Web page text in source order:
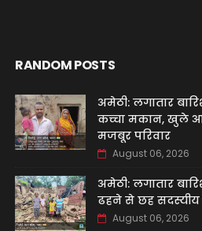
RANDOM POSTS
अमेठी: लगातार
कच्चा मकान, खुले
मजबूर परिवार
August 06, 2026
अमेठी: लगातार
ढहने से छह सदस्यीय
August 06, 2026